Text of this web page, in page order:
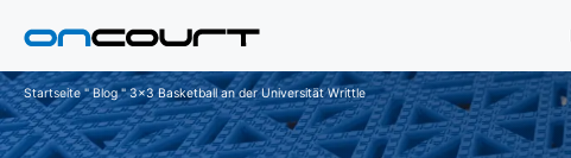
Inhalt
Startseite"Blog"3x3 Basketball an der Universität Writtle